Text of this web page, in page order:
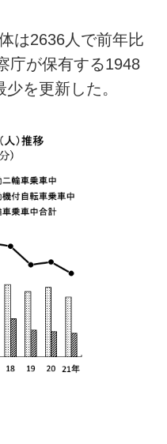
は2636人で前年比
庁が保有する1948
を更新した。